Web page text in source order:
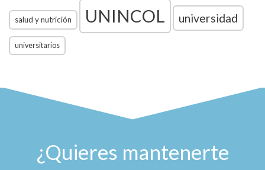
salud y nutrición UNINCOL universidad
universitarios
¿Quieres mantenerte